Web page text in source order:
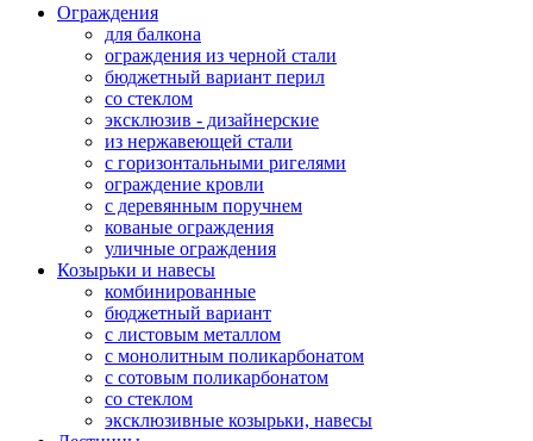
Ограждения
для балкона
ограждения из черной стали
бюджетный вариант перил
со стеклом
эксклюзив - дизайнерские
из нержавеющей стали
с горизонтальными ригелями
ограждение кровли
с деревянным поручнем
кованые ограждения
уличные ограждения
Козырьки и навесы
комбинированные
бюджетный вариант
с листовым металлом
с монолитным поликарбонатом
с сотовым поликарбонатом
со стеклом
эксклюзивные козырьки, навесы